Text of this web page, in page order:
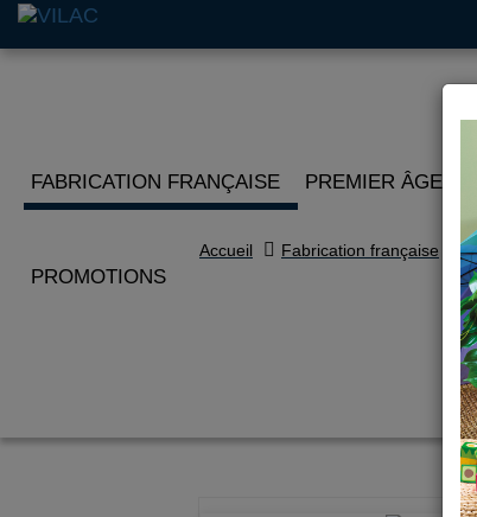
FABRICATION FRANÇAISE PREMIER ÂGE
PROMOTIONS
Accueil Fabrication française